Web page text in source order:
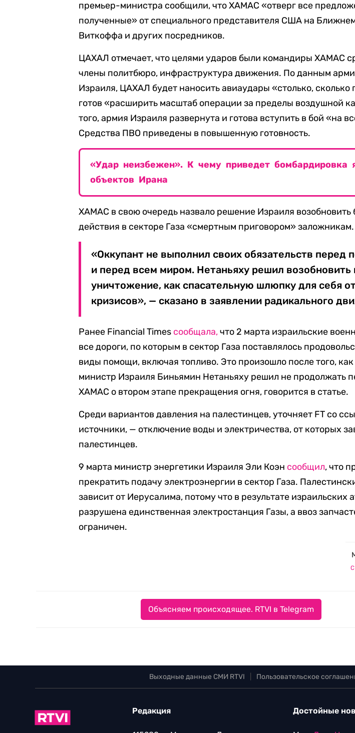
премьер-министра сообщили, что ХАМАС «отверг все
полученные» от специального представителя США на
Виткоффа и других посредников.
ЦАХАЛ отмечает, что целями ударов были командиры ХАМАС
члены политбюро, инфраструктура движения. По данным
Израиля, ЦАХАЛ будет наносить авиаудары «столько, сколько
готов «расширить масштаб операции за пределы воздушной
того, армия Израиля развернута и готова вступить в бой «на
Средства ПВО приведены в повышенную готовность.
«Удар неизбежен». К чему приведет бомбардировка
объектов Ирана
ХАМАС в свою очередь назвало решение Израиля возобновить
действия в секторе Газа «смертным приговором» заложникам.
«Оккупант не выполнил своих обязательств перед
и перед всем миром. Нетаньяху решил возобновить
уничтожение, как спасательную шлюпку для себя
кризисов», — сказано в заявлении радикального
Ранее Financial Times сообщала,что 2 марта израильские
все дороги, по которым в сектор Газа поставлялось
виды помощи, включая топливо. Это произошло после того,
министр Израиля Биньямин Нетаньяху решил не продолжать
ХАМАС о втором этапе прекращения огня, говорится в статье.
Среди вариантов давления на палестинцев, уточняет FT со
источники, — отключение воды и электричества, от которых
палестинцев.
9 марта министр энергетики Израиля Эли Коэн сообщил, что
прекратить подачу электроэнергии в сектор Газа.
зависит от Иерусалима, потому что в результате израильских
разрушена единственная электростанция Газы, а ввоз
ограничен.
Объясняем происходящее. RTVI в Telegram
Выходные данные СМИ RTVI Пользовательское
Редакция Достойные